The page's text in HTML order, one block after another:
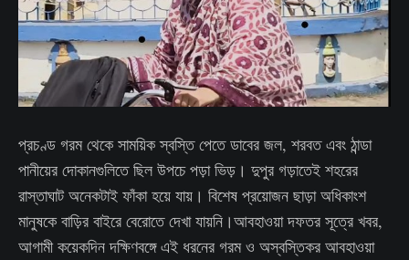
প্রচণ্ড গরম থেকে সাময়িক স্বস্তি পেতে ডাবের জল, শরবত এবং ঠান্ডা
পানীয়ের দোকানগুলিতে ছিল উপচে পড়া ভিড়। দুপুর গড়াতেই শহরের
রাস্তাঘাট অনেকটাই ফাঁকা হয়ে যায়। বিশেষ প্রয়োজন ছাড়া অধিকাংশ
মানুষকে বাড়ির বাইরে বেরোতে দেখা যায়নি।আবহাওয়া দফতর সূত্রে খবর,
আগামী কয়েকদিন দক্ষিণবঙ্গে এই ধরনের গরম ও অস্বস্তিকর আবহাওয়া